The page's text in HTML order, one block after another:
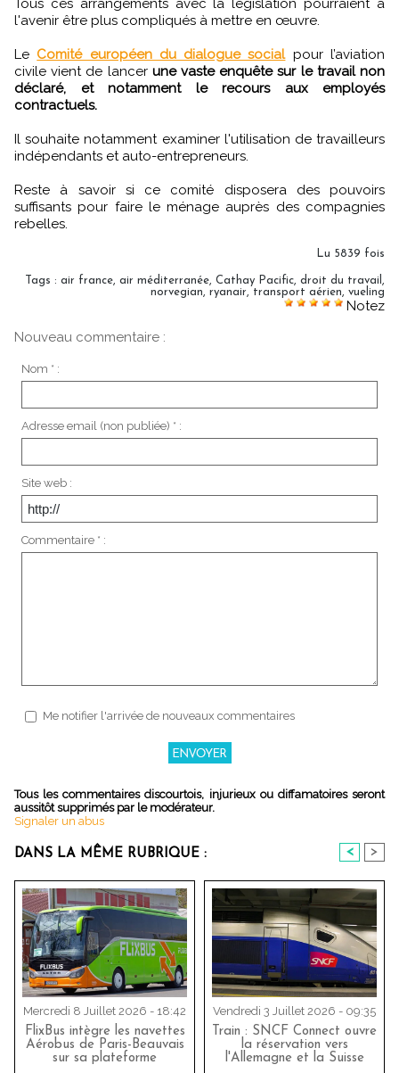
Tous ces arrangements avec la législation pourraient à
l'avenir être plus compliqués à mettre en œuvre.
Le Comité européen du dialogue socialpour l’aviation
civile vient de lancer une vaste enquête sur le travail non
déclaré, et notamment le recours aux employés
contractuels.
Il souhaite notamment examiner l'utilisation de travailleurs
indépendants et auto-entrepreneurs.
Reste à savoir si ce comité disposera des pouvoirs
suffisants pour faire le ménage auprès des compagnies
rebelles.
Lu 5839 fois
Tags : air france, air méditerranée, Cathay Pacific, droit du travail ,
norvegian, ryanair, transport aérien, vueling
Notez
Nouveau commentaire :
Nom * :
Adresse email (non publiée) * :
Site web :
Commentaire * :
Me notifier l'arrivée de nouveaux commentaires
Tous les commentaires discourtois, injurieux ou diffamatoires seront
aussitôt supprimés par le modérateur.
Signaler un abus
DANS LA MÊME RUBRIQUE : < >
Mercredi 8 Juillet 2026 - 18:42
FlixBus intègre les navettes
Aérobus de Paris-Beauvais
sur sa plateforme
Vendredi 3 Juillet 2026 - 09:35
Train : SNCF Connect ouvre
la réservation vers
l'Allemagne et la Suisse